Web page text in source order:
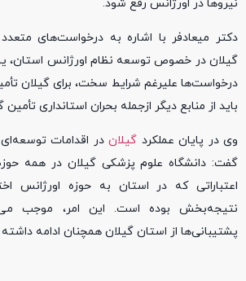
نیروها در اورژانس رفع شود.
دکتر میعادفر با اشاره به درخواست‌های
گیلان در خصوص توسعه نظام اورژانس استان،
درخواست‌ها علیرغم شرایط سخت، برای گیلان
باید از منابع دیگر ازجمله بحران استانداری تأمین
وی در پایان عملکرد گیلان در اقدامات
گفت: دانشگاه علوم پزشکی گیلان در همه
اعتباراتی که در استان به حوزه اورژانس
نتیجه‌بخش بوده است. این امر، موجب
پشتیبانی‌ها از استان گیلان همچنان ادامه